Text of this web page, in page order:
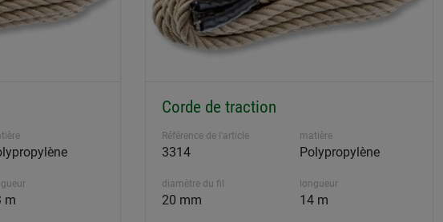
m
Corde de traction
Référence de l'article
3314
matière
Polypropylène
diamètre du fil
20 mm
longueur
14 m